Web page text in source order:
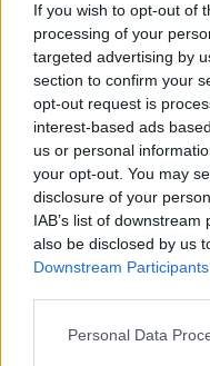
If you wish to opt-out of
processing of your
targeted advertising by
section to confirm your
opt-out request is
interest-based ads
us or personal
your opt-out. You may
disclosure of your
IAB’s list of
also be disclosed by us
Downstream Participants
Please note that this
Personal Data
Hallgasd meg a
legfrissebb